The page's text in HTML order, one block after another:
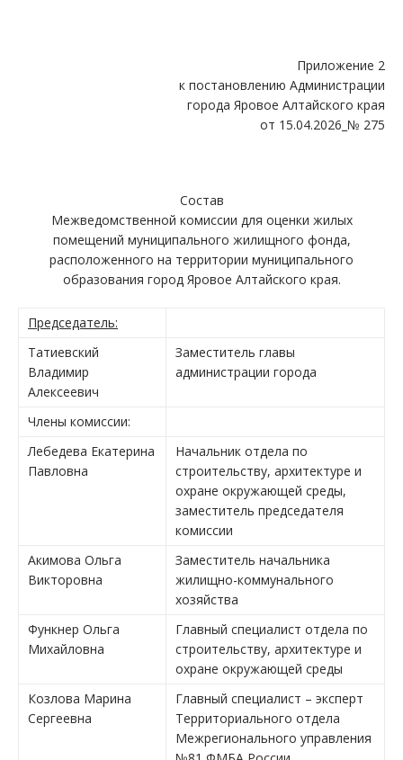
Приложение 2
к постановлению Администрации
города Яровое Алтайского края
от 15.04.2026_№ 275
Состав
Межведомственной комиссии для оценки жилых
помещений муниципального жилищного фонда,
расположенного на территории муниципального
образования город Яровое Алтайского края.
Председатель:
Татиевский
Владимир
Алексеевич
Заместитель главы
администрации города
Члены комиссии:
Лебедева Екатерина
Павловна
Начальник отдела по
строительству, архитектуре и
охране окружающей среды,
заместитель председателя
комиссии
Акимова Ольга
Викторовна
Заместитель начальника
жилищно-коммунального
хозяйства
Функнер Ольга
Михайловна
Главный специалист отдела по
строительству, архитектуре и
охране окружающей среды
Козлова Марина
Сергеевна
Главный специалист – эксперт
Территориального отдела
Межрегионального управления